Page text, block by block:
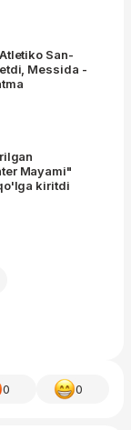
San-
Messida -
Mayami"
kiritdi
0 0